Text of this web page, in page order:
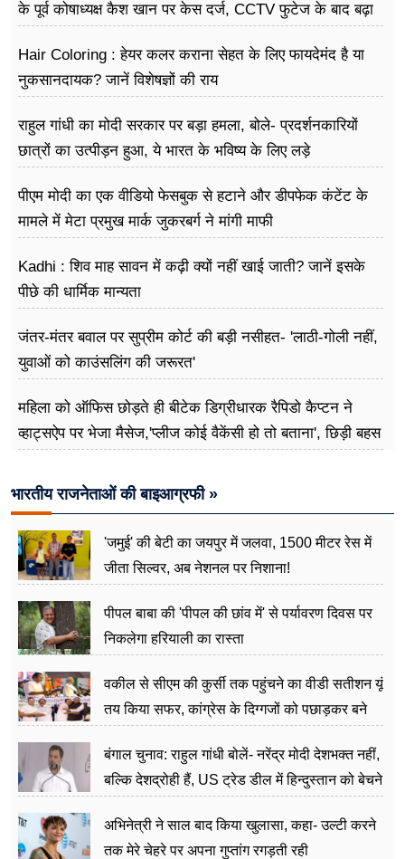
के पूर्व कोषाध्यक्ष कैश खान पर केस दर्ज, CCTV फुटेज के बाद बढ़ा
Hair Coloring : हेयर कलर कराना सेहत के लिए फायदेमंद है या
नुकसानदायक? जानें विशेषज्ञों की राय
राहुल गांधी का मोदी सरकार पर बड़ा हमला, बोले- प्रदर्शनकारियों
छात्रों का उत्पीड़न हुआ, ये भारत के भविष्य के लिए लड़े
पीएम मोदी का एक वीडियो फेसबुक से हटाने और डीपफेक कंटेंट के
मामले में मेटा प्रमुख मार्क जुकरबर्ग ने मांगी माफी
Kadhi : शिव माह सावन में कढ़ी क्यों नहीं खाई जाती? जानें इसके
पीछे की धार्मिक मान्यता
जंतर-मंतर बवाल पर सुप्रीम कोर्ट की बड़ी नसीहत- 'लाठी-गोली नहीं,
युवाओं को काउंसलिंग की जरूरत'
महिला को ऑफिस छोड़ते ही बीटेक डिग्रीधारक रैपिडो कैप्टन ने
व्हाट्सऐप पर भेजा मैसेज,'प्लीज कोई वैकेंसी हो तो बताना', छिड़ी बहस
भारतीय राजनेताओं की बाइआग्रफी »
'जमुई' की बेटी का जयपुर में जलवा, 1500 मीटर रेस में
जीता सिल्वर, अब नेशनल पर निशाना!
पीपल बाबा की 'पीपल की छांव में' से पर्यावरण दिवस पर
निकलेगा हरियाली का रास्ता
वकील से सीएम की कुर्सी तक पहुंचने का वीडी सतीशन यूं
तय किया सफर, कांग्रेस के दिग्गजों को पछाड़कर बने
बंगाल चुनाव: राहुल गांधी बोलें- नरेंद्र मोदी देशभक्त नहीं,
बल्कि देशद्रोही हैं, US ट्रेड डील में हिन्दुस्तान को बेचने
अभिनेत्री ने साल बाद किया खुलासा, कहा- उल्टी करने
तक मेरे चेहरे पर अपना गुप्तांग रगड़ती रही